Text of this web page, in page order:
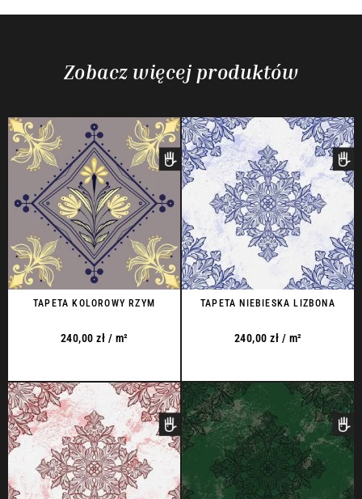
Zobacz więcej produktów
TAPETA KOLOROWY RZYM
240,00 zł / m²
TAPETA NIEBIESKA LIZBONA
240,00 zł / m²